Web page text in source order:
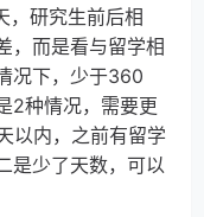
，研究生前后相
，而是看与留学相
况下，少于360
2种情况，需要更
以内，之前有留学
是少了天数，可以